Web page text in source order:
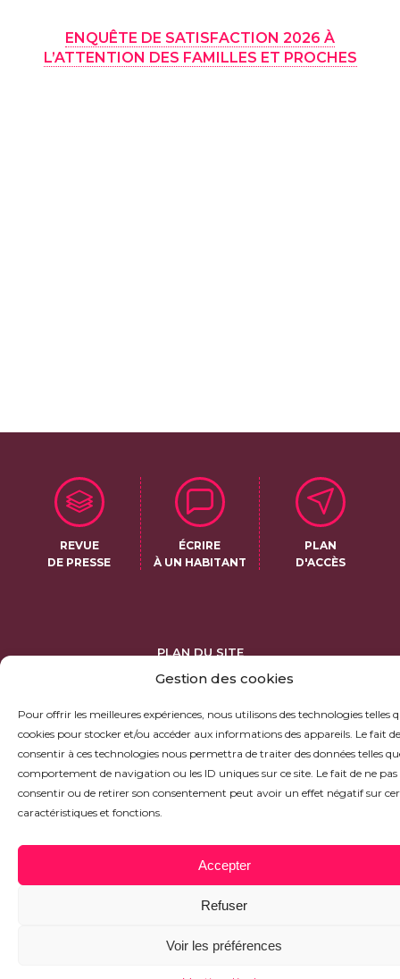
Gestion des cookies
Pour offrir les meilleures expériences, nous utilisons des technologies telles
cookies pour stocker et/ou accéder aux informations des appareils. Le fait de
consentir à ces technologies nous permettra de traiter des données telles
comportement de navigation ou les ID uniques sur ce site. Le fait de ne pas
consentir ou de retirer son consentement peut avoir un effet négatif sur
caractéristiques et fonctions.
Accepter
Refuser
Voir les préférences
ENQUÊTE DE SATISFACTION 2026 À
L’ATTENTION DES FAMILLES ET PROCHES
REVUE
DE PRESSE
ÉCRIRE
À UN HABITANT
PLAN
D'ACCÈS
PLAN DU SITE
MENTIONS LÉGALES
©2022 - TOUS DROITS RÉSERVÉS
À LA RÉSIDENCE DEBROU